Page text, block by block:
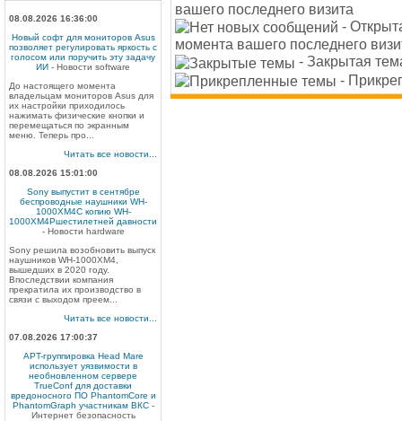
08.08.2026 16:36:00
Новый софт для мониторов Asus
позволяет регулировать яркость с
голосом или поручить эту задачу
ИИ - Новости software
До настоящего момента
владельцам мониторов Asus для
их настройки приходилось
нажимать физические кнопки и
перемещаться по экранным
меню. Теперь про...
Читать все новости...
08.08.2026 15:01:00
Sony выпустит в сентябре
беспроводные наушники WH-
1000XM4C копию WH-
1000XM4Pшестилетней давности
- Новости hardware
Sony решила возобновить выпуск
наушников WH-1000XM4,
вышедших в 2020 году.
Впоследствии компания
прекратила их производство в
связи с выходом преем...
Читать все новости...
07.08.2026 17:00:37
APT-группировка Head Mare
использует уязвимости в
необновленном сервере
TrueConf для доставки
вредоносного ПО PhantomCore и
PhantomGraph участникам ВКС-
Интернет безопасность
вашего последнего визита
-
момента вашего последнего
- Закрытая
-